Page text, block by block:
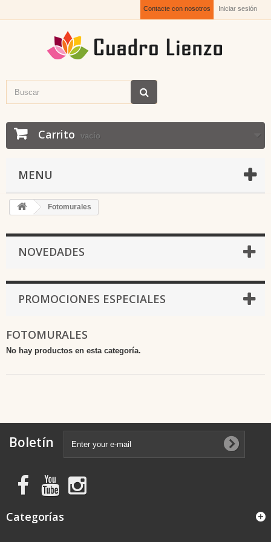
Iniciar sesión
Contacte con nosotros
Carrito vacío
MENU
Fotomurales
NOVEDADES
PROMOCIONES ESPECIALES
FOTOMURALES
No hay productos en esta categoría.
Boletín
Categorías